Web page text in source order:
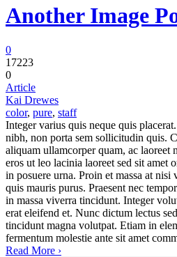
Another Image
0
17223
0
Article
Kai Drewes
color, pure, staff
Integer varius quis neque quis
nibh, non porta sem sollicitudin quis.
aliquam ullamcorper quam, ac laoreet
eros ut leo lacinia laoreet sed sit amet
in posuere urna. Proin et massa at nisi
quis mauris purus. Praesent nec
in massa viverra tincidunt. Integer
erat eleifend et. Nunc dictum lectus
tincidunt magna volutpat. Etiam in
fermentum molestie ante sit amet
Read More ›